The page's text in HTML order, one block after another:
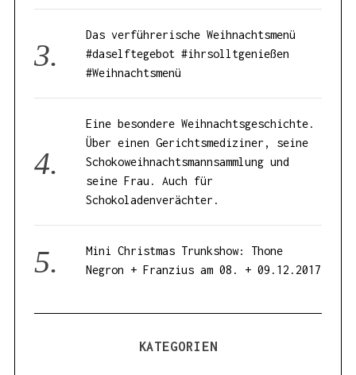
Das verführerische Weihnachtsmenü
#daselftegebot #ihrsolltgenießen
#Weihnachtsmenü
Eine besondere Weihnachtsgeschichte.
Über einen Gerichtsmediziner, seine
Schokoweihnachtsmannsammlung und
seine Frau. Auch für
Schokoladenverächter.
Mini Christmas Trunkshow: Thone
Negron + Franzius am 08. + 09.12.2017
KATEGORIEN